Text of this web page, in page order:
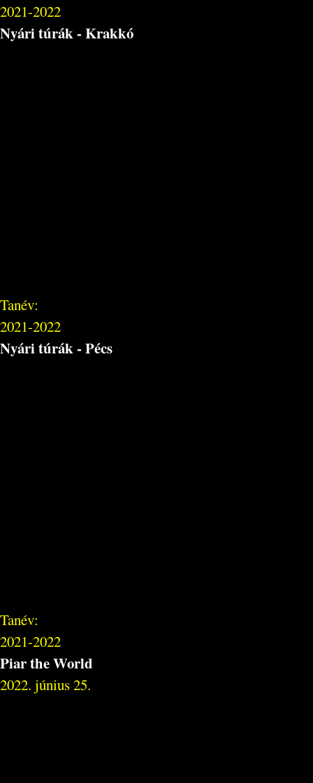
2021-2022
Nyári túrák - Krakkó
Tanév:
2021-2022
Nyári túrák - Pécs
Tanév:
2021-2022
Piar the World
2022. június 25.